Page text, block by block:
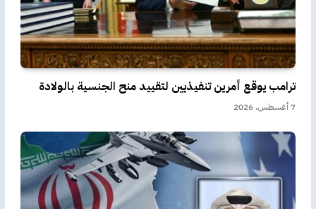
ترامب يوقع أمرين تنفيذيين لتقييد منح الجنسية بالولادة
7 أغسطس، 2026